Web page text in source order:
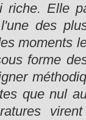
riche. Elle
des
moments
forme
que nul